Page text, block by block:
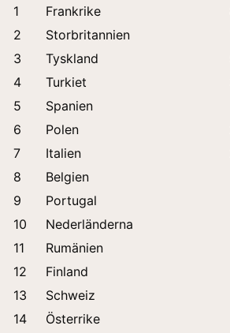
1
Frankrike
2
Storbritannien
3
Tyskland
4
Turkiet
5
Spanien
6
Polen
7
Italien
8
Belgien
9
Portugal
10
Nederländerna
11
Rumänien
12
Finland
13
Schweiz
14
Österrike